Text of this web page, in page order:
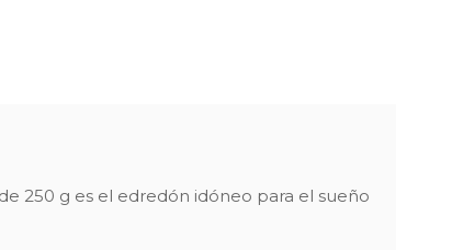
250 g es el edredón idóneo para el sueño